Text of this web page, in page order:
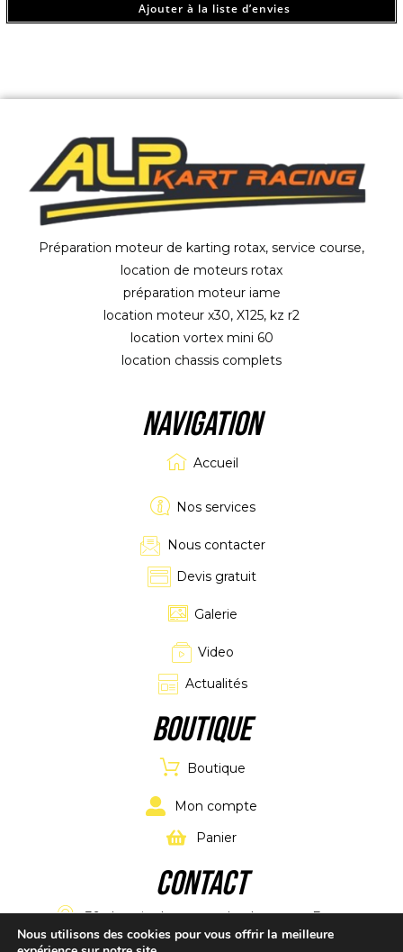
Ajouter à la liste d’envies
Préparation moteur de karting rotax, service course,
location de moteurs rotax
préparation moteur iame
location moteur x30, X125, kz r2
location vortex mini 60
location chassis complets
NAVIGATION
Accueil
Nos services
Nous contacter
Devis gratuit
Galerie
Video
Actualités
Boutique
Boutique
Mon compte
Panier
CONTACT
39 chemin de maucoulet, Latresne, France
Nous utilisons des cookies pour vous offrir la meilleure